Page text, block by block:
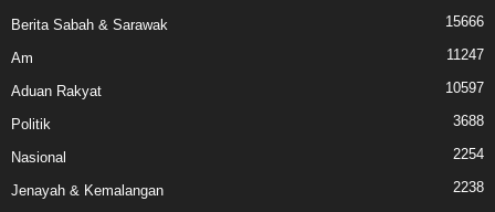
Berita Sabah & Sarawak 15666
Am 11247
Aduan Rakyat 10597
Politik 3688
Nasional 2254
Jenayah & Kemalangan
2238